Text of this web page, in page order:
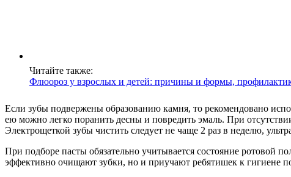
Читайте также:
Флюороз у взрослых и детей: причины и формы,
Если зубы подвержены образованию камня, то рекомендовано
ею можно легко поранить десны и повредить эмаль. При
Электрощеткой зубы чистить следует не чаще 2 раз в неделю,
При подборе пасты обязательно учитывается состояние ротовой
эффективно очищают зубки, но и приучают ребятишек к гигиене